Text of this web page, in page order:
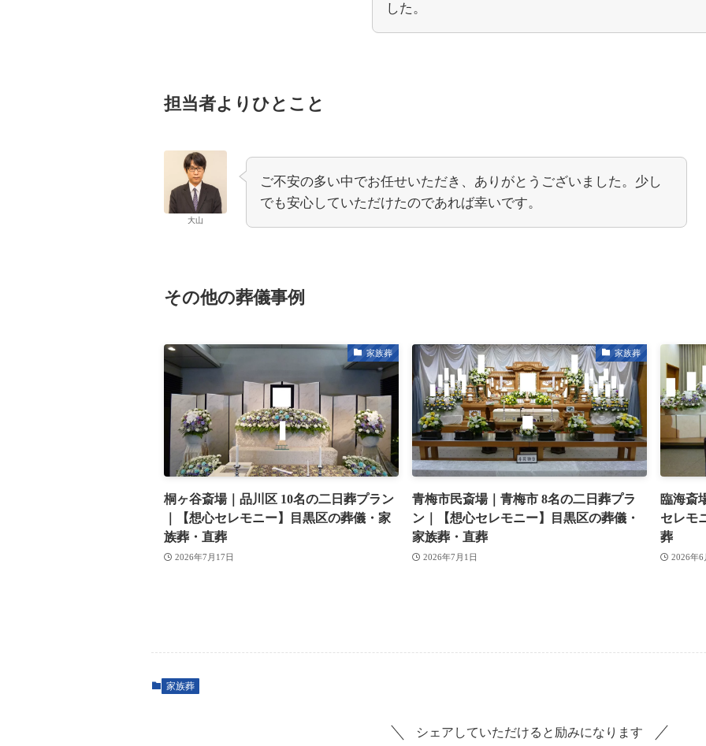
した。
担当者よりひとこと
大山
ご不安の多い中でお任せいただき、ありがとうございました。少し
でも安心していただけたのであれば幸いです。
その他の葬儀事例
家族葬
桐ヶ谷斎場｜品川区 10名の二日葬プラン
｜【想心セレモニー】目黒区の葬儀・家
族葬・直葬
2026年7月17日
家族葬
青梅市民斎場｜青梅市 8名の二日葬プラ
ン｜【想心セレモニー】目黒区の葬儀・
家族葬・直葬
2026年7月1日
臨海斎
セレモ
葬
2026年6
家族葬
シェアしていただけると励みになります